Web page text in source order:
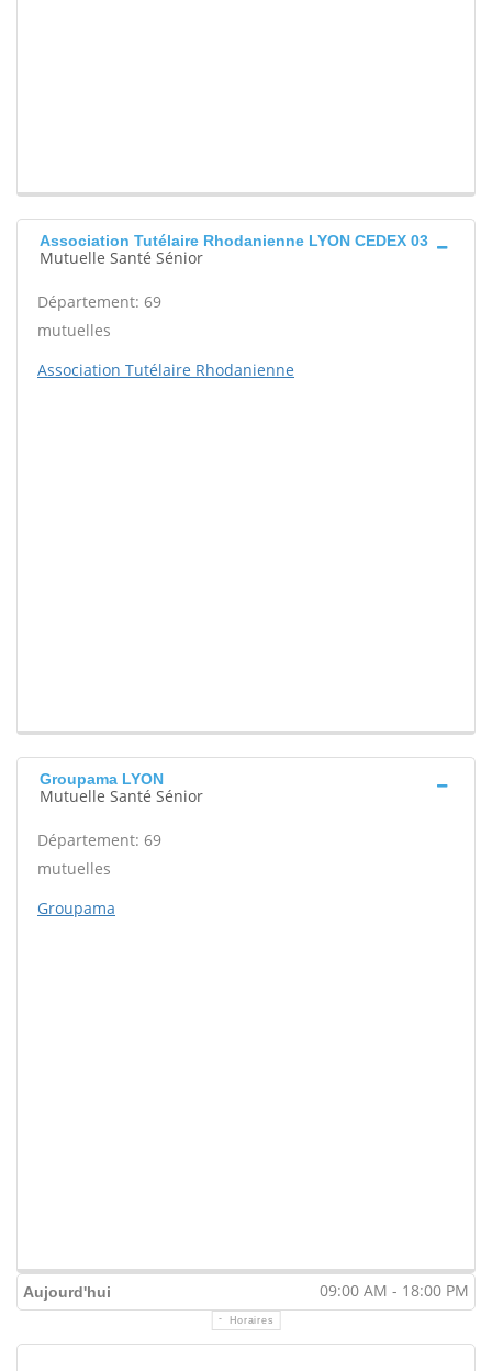
Association Tutélaire Rhodanienne LYON CEDEX 03
Mutuelle Santé Sénior
Département: 69
mutuelles
Association Tutélaire Rhodanienne
Groupama LYON
Mutuelle Santé Sénior
Département: 69
mutuelles
Groupama
Aujourd'hui 09:00 AM - 18:00 PM
Horaires